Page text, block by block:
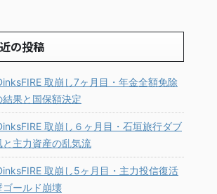
の投稿
取崩し7ヶ月目・年金全額免除
結果と国保額決定
取崩し６ヶ月目・石垣旅行ダブ
と主力資産の乱気流
取崩し5ヶ月目・主力投信復活
ゴールド崩壊